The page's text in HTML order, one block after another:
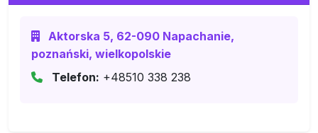
Aktorska 5, 62-090 Napachanie,
poznański, wielkopolskie
Telefon: +48510 338 238